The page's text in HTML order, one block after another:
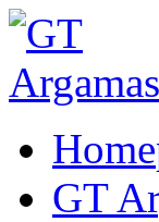
Home
GT